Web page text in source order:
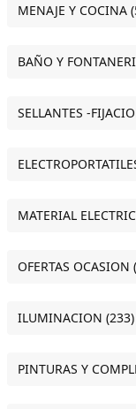
MENAJE Y COCINA
BAÑO Y
SELLANTES -
MATERIAL
OFERTAS OCASION
ILUMINACION (233)
PINTURAS Y